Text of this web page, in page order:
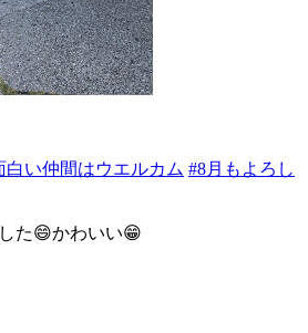
い仲間はウエルカム #8月もよろし
た😄かわいい😁